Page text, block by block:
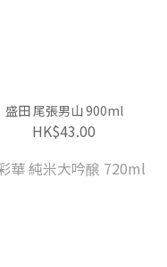
盛田 尾張男山 900ml
HK$43.00